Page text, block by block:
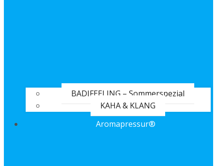
BADIFEELING – Sommerspezial
KAHA & KLANG
Aromapressur®